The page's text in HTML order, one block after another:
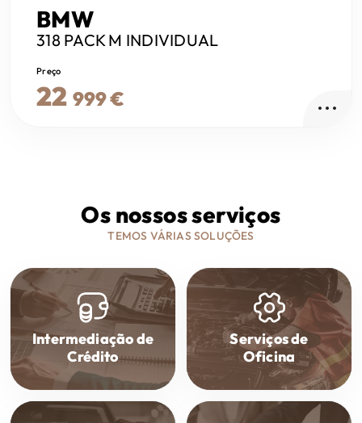
BMW
318 PACK M INDIVIDUAL
Preço
22 999 €
Os nossos serviços
TEMOS VÁRIAS SOLUÇÕES
Intermediação de
Crédito
Serviços de
Oficina